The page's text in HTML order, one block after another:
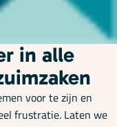
in alle
voor te zijn en
frustratie. Laten we